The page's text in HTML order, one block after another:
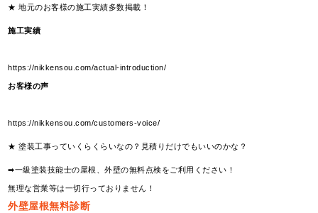
★ 地元のお客様の施工実績多数掲載！
施工実績
https://nikkensou.com/actual-introduction/
お客様の声
https://nikkensou.com/customers-voice/
★ 塗装工事っていくらくらいなの？見積りだけでもいいのかな？
➡一級塗装技能士の屋根、外壁の無料点検をご利用ください！
無理な営業等は一切行っておりません！
外壁屋根無料診断